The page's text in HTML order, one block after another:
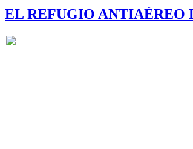
EL REFUGIO ANTIAÉREO